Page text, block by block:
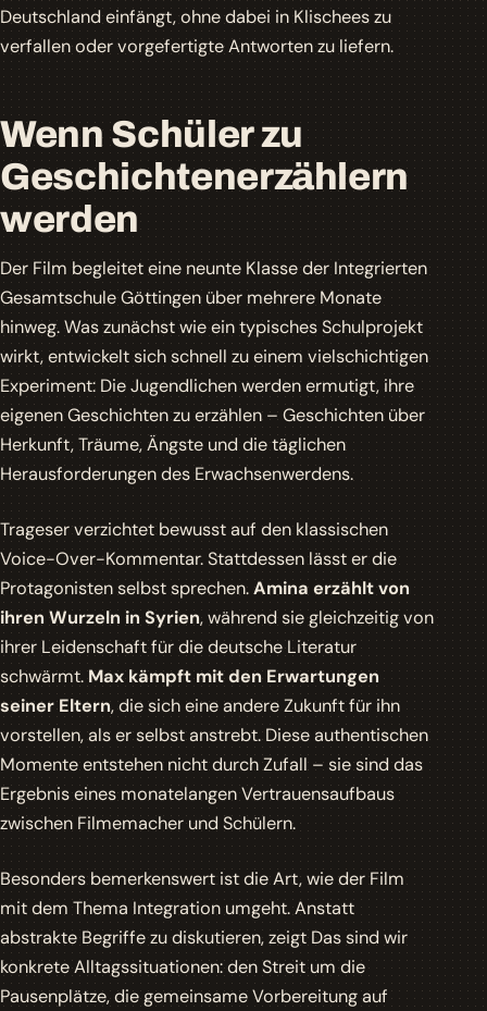
Deutschland einfängt, ohne dabei in Klischees zu
verfallen oder vorgefertigte Antworten zu liefern.
Wenn Schüler zu
Geschichtenerzählern
werden
Der Film begleitet eine neunte Klasse der Integrierten
Gesamtschule Göttingen über mehrere Monate
hinweg. Was zunächst wie ein typisches Schulprojekt
wirkt, entwickelt sich schnell zu einem vielschichtigen
Experiment: Die Jugendlichen werden ermutigt, ihre
eigenen Geschichten zu erzählen – Geschichten über
Herkunft, Träume, Ängste und die täglichen
Herausforderungen des Erwachsenwerdens.
Trageser verzichtet bewusst auf den klassischen
Voice-Over-Kommentar. Stattdessen lässt er die
Protagonisten selbst sprechen.Amina erzählt von
ihren Wurzeln in Syrien, während sie gleichzeitig von
ihrer Leidenschaft für die deutsche Literatur
schwärmt.Max kämpft mit den Erwartungen
seiner Eltern, die sich eine andere Zukunft für ihn
vorstellen, als er selbst anstrebt. Diese authentischen
Momente entstehen nicht durch Zufall – sie sind das
Ergebnis eines monatelangen Vertrauensaufbaus
zwischen Filmemacher und Schülern.
Besonders bemerkenswert ist die Art, wie der Film
mit dem Thema Integration umgeht. Anstatt
abstrakte Begriffe zu diskutieren, zeigtDas sind wir
konkrete Alltagssituationen: den Streit um die
Pausenplätze, die gemeinsame Vorbereitung auf